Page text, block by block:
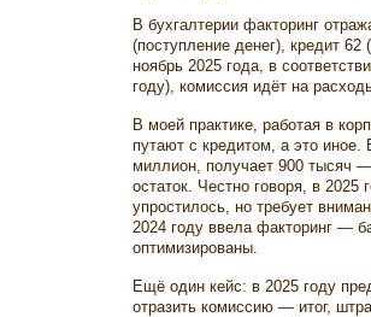
В бухгалтерии факторинг
(поступление денег), кредит
ноябрь 2025 года, в
году), комиссия идёт на
В моей практике, работая в
путают с кредитом, а это иное.
миллион, получает 900 тысяч
остаток. Честно говоря, в
упростилось, но требует
2024 году ввела факторинг —
оптимизированы.
Ещё один кейс: в 2025 году
отразить комиссию — итог,